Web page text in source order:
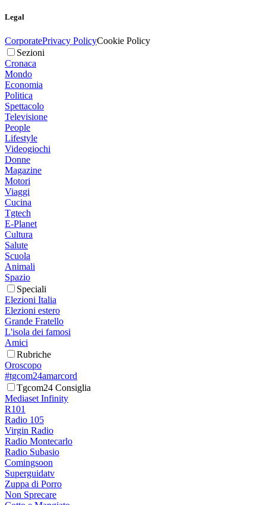
Legal
CorporatePrivacy PolicyCookie Policy
Sezioni
Cronaca
Mondo
Economia
Politica
Spettacolo
Televisione
People
Lifestyle
Videogiochi
Donne
Magazine
Motori
Viaggi
Cucina
Tgtech
E-Planet
Cultura
Salute
Scuola
Animali
Spazio
Speciali
Elezioni Italia
Elezioni estero
Grande Fratello
L'isola dei famosi
Amici
Rubriche
Oroscopo
#tgcom24amarcord
Tgcom24 Consiglia
Mediaset Infinity
R101
Radio 105
Virgin Radio
Radio Montecarlo
Radio Subasio
Comingsoon
Superguidatv
Zuppa di Porro
Non Sprecare